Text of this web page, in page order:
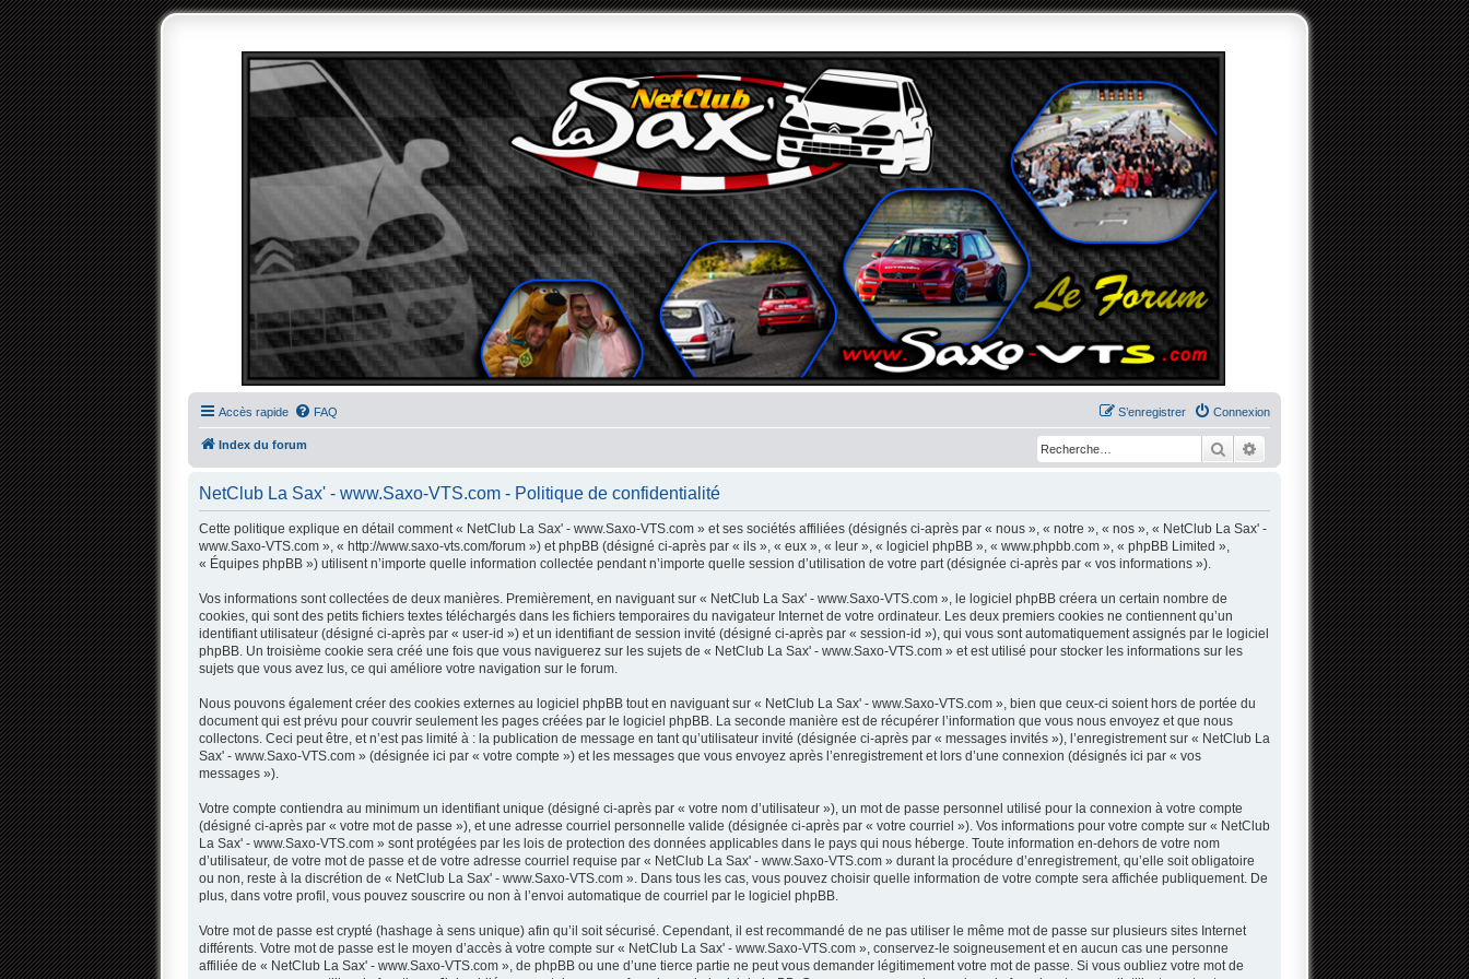
Accès rapide FAQ Connexion
S’enregistrer
Index du forum RechercherRecherche avancée
NetClub La Sax' - www.Saxo-VTS.com - Politique de confidentialité
Cette politique explique en détail comment « NetClub La Sax' - www.Saxo-VTS.com » et ses sociétés affiliées (désignés ci-après par « nous », « notre », « nos », « NetClub La Sax' -
www.Saxo-VTS.com », « http://www.saxo-vts.com/forum ») et phpBB (désigné ci-après par « ils », « eux », « leur », « logiciel phpBB », « www.phpbb.com », « phpBB Limited »,
« Équipes phpBB ») utilisent n’importe quelle information collectée pendant n’importe quelle session d’utilisation de votre part (désignée ci-après par « vos informations »).
Vos informations sont collectées de deux manières. Premièrement, en naviguant sur « NetClub La Sax' - www.Saxo-VTS.com », le logiciel phpBB créera un certain nombre de
cookies, qui sont des petits fichiers textes téléchargés dans les fichiers temporaires du navigateur Internet de votre ordinateur. Les deux premiers cookies ne contiennent qu’un
identifiant utilisateur (désigné ci-après par « user-id ») et un identifiant de session invité (désigné ci-après par « session-id »), qui vous sont automatiquement assignés par le logiciel
phpBB. Un troisième cookie sera créé une fois que vous naviguerez sur les sujets de « NetClub La Sax' - www.Saxo-VTS.com » et est utilisé pour stocker les informations sur les
sujets que vous avez lus, ce qui améliore votre navigation sur le forum.
Nous pouvons également créer des cookies externes au logiciel phpBB tout en naviguant sur « NetClub La Sax' - www.Saxo-VTS.com », bien que ceux-ci soient hors de portée du
document qui est prévu pour couvrir seulement les pages créées par le logiciel phpBB. La seconde manière est de récupérer l’information que vous nous envoyez et que nous
collectons. Ceci peut être, et n’est pas limité à : la publication de message en tant qu’utilisateur invité (désignée ci-après par « messages invités »), l’enregistrement sur « NetClub La
Sax' - www.Saxo-VTS.com » (désignée ici par « votre compte ») et les messages que vous envoyez après l’enregistrement et lors d’une connexion (désignés ici par « vos
messages »).
Votre compte contiendra au minimum un identifiant unique (désigné ci-après par « votre nom d’utilisateur »), un mot de passe personnel utilisé pour la connexion à votre compte
(désigné ci-après par « votre mot de passe »), et une adresse courriel personnelle valide (désignée ci-après par « votre courriel »). Vos informations pour votre compte sur « NetClub
La Sax' - www.Saxo-VTS.com » sont protégées par les lois de protection des données applicables dans le pays qui nous héberge. Toute information en-dehors de votre nom
d’utilisateur, de votre mot de passe et de votre adresse courriel requise par « NetClub La Sax' - www.Saxo-VTS.com » durant la procédure d’enregistrement, qu’elle soit obligatoire
ou non, reste à la discrétion de « NetClub La Sax' - www.Saxo-VTS.com ». Dans tous les cas, vous pouvez choisir quelle information de votre compte sera affichée publiquement. De
plus, dans votre profil, vous pouvez souscrire ou non à l’envoi automatique de courriel par le logiciel phpBB.
Votre mot de passe est crypté (hashage à sens unique) afin qu’il soit sécurisé. Cependant, il est recommandé de ne pas utiliser le même mot de passe sur plusieurs sites Internet
différents. Votre mot de passe est le moyen d’accès à votre compte sur « NetClub La Sax' - www.Saxo-VTS.com », conservez-le soigneusement et en aucun cas une personne
affiliée de « NetClub La Sax' - www.Saxo-VTS.com », de phpBB ou une d’une tierce partie ne peut vous demander légitimement votre mot de passe. Si vous oubliez votre mot de